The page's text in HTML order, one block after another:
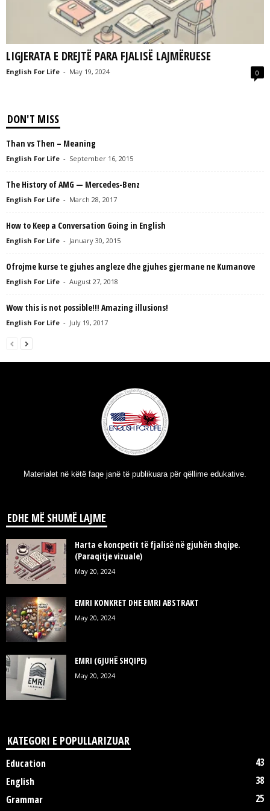
LIGJERATA E DREJTË PARA FJALISË LAJMËRUESE
English For Life - May 19, 2024 0
DON'T MISS
Than vs Then – Meaning
English For Life - September 16, 2015
The History of AMG — Mercedes-Benz
English For Life - March 28, 2017
How to Keep a Conversation Going in English
English For Life - January 30, 2015
Ofrojme kurse te gjuhes angleze dhe gjuhes gjermane ne Kumanove
English For Life - August 27, 2018
Wow this is not possible!!! Amazing illusions!
English For Life - July 19, 2017
Materialet në këtë faqe janë të publikuara për qëllime edukative.
EDHE MË SHUMË LAJME
Harta e koncpetit të fjalisë në gjuhën shqipe.
(Paraqitje vizuale)
May 20, 2024
EMRI KONKRET DHE EMRI ABSTRAKT
May 20, 2024
EMRI (GJUHË SHQIPE)
May 20, 2024
KATEGORI E POPULLARIZUAR
Education
43
English
38
Grammar
25